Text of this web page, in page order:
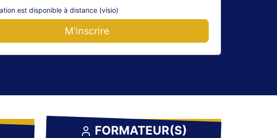
est disponible à distance (visio)
M'inscrire
FORMATEUR(S)